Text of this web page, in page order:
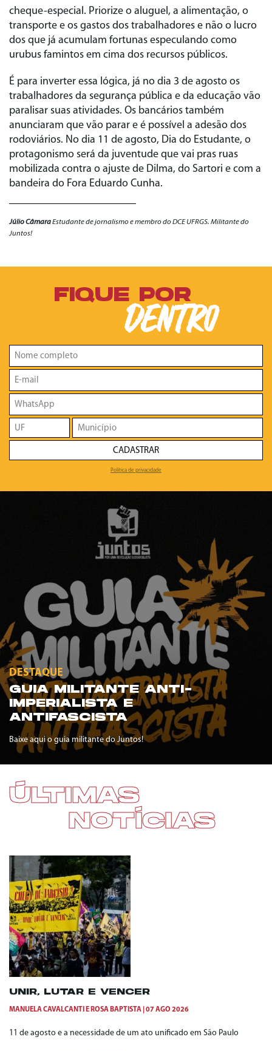
cheque-especial. Priorize o aluguel, a alimentação, o
transporte e os gastos dos trabalhadores e não o lucro
dos que já acumulam fortunas especulando como
urubus famintos em cima dos recursos públicos.
É para inverter essa lógica, já no dia 3 de agosto os
trabalhadores da segurança pública e da educação vão
paralisar suas atividades. Os bancários também
anunciaram que vão parar e é possível a adesão dos
rodoviários. No dia 11 de agosto, Dia do Estudante, o
protagonismo será da juventude que vai pras ruas
mobilizada contra o ajuste de Dilma, do Sartori e com a
bandeira do Fora Eduardo Cunha.
Júlio CâmaraEstudante de jornalismo e membro do DCE UFRGS. Militante do
Juntos!
FIQUE POR
DENTRO
CADASTRAR
Política de privacidade
DESTAQUE
GUIA MILITANTE ANTI-
IMPERIALISTA E
ANTIFASCISTA
Baixe aqui o guia militante do Juntos!
ÚLTIMAS
NOTÍCIAS
UNIR, LUTAR E VENCER
MANUELA CAVALCANTI E ROSA BAPTISTA 07 AGO 2026
11 de agosto e a necessidade de um ato unificado em São Paulo